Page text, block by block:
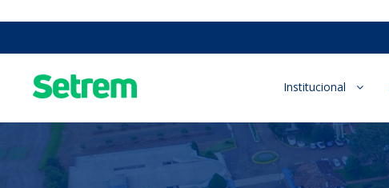
Institucional